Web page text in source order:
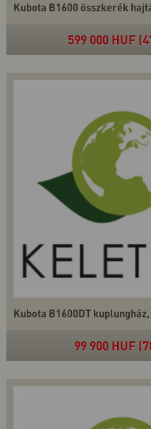
Kubota B1600 összkerék
599 000 HUF
Kubota B1600DT
99 900 HUF